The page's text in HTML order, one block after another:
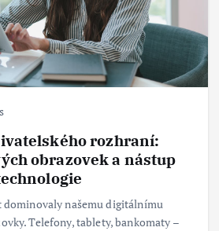
rozhraní:
obrazovek a nástup
dominovaly našemu digitálnímu
Telefony, tablety, bankomaty –